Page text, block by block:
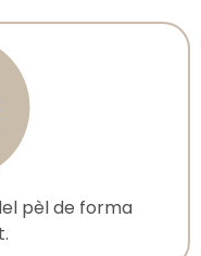
pèl de forma